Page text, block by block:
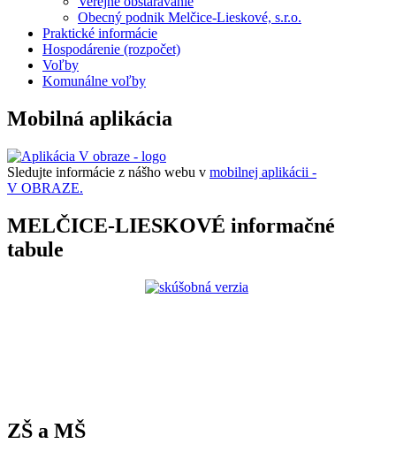
Obecný podnik Melčice-Lieskové, s.r.o.
Praktické informácie
Hospodárenie (rozpočet)
Voľby
Komunálne voľby
Mobilná aplikácia
Sledujte informácie z nášho webu v mobilnej aplikácii -
V OBRAZE.
MELČICE-LIESKOVÉ informačné
tabule
ZŠ a MŠ